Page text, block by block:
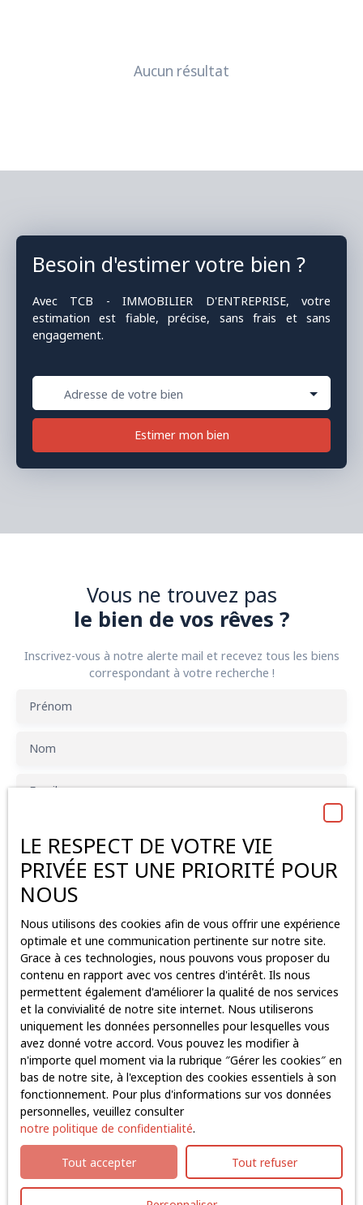
Aucun résultat
Besoin d'estimer votre bien ?
Avec TCB - IMMOBILIER D'ENTREPRISE, votre
estimation est fiable, précise, sans frais et sans
engagement.
Adresse de votre bien
Estimer mon bien
Vous ne trouvez pas
le bien de vos rêves ?
Inscrivez-vous à notre alerte mail et recevez tous les biens
correspondant à votre recherche !
Prénom
Nom
Email
Vente
Immobilier Pro
Type de bien
Saint-Lambert-la-Potherie (49070)
Budget max (€)
Surface min (m²)
J'accepte le traitement de mes données personnelles
conformément au RGPD. Si vous ne souhaitez pas faire
l'objet de prospection commerciale par voie
téléphonique, vous pouvez vous inscrire gratuitement
sur la liste d'opposition au démarchage téléphonique,
prévu par l'article L223-1 du code de la consommation,
sur le site Internet www.bloctel.gouv.fr ou par courrier
adressé à :
Société Worldline, Service Bloctel, CS 61311, 41013
LE RESPECT DE VOTRE VIE
PRIVÉE EST UNE PRIORITÉ POUR
NOUS
Nous utilisons des cookies afin de vous offrir une expérience
optimale et une communication pertinente sur notre site.
Grace à ces technologies, nous pouvons vous proposer du
contenu en rapport avec vos centres d'intérêt. Ils nous
permettent également d'améliorer la qualité de nos services
et la convivialité de notre site internet. Nous utiliserons
uniquement les données personnelles pour lesquelles vous
avez donné votre accord. Vous pouvez les modifier à
n'importe quel moment via la rubrique ″Gérer les cookies″ en
bas de notre site, à l'exception des cookies essentiels à son
fonctionnement. Pour plus d'informations sur vos données
personnelles, veuillez consulter
notre politique de confidentialité.
Tout accepter Tout refuser